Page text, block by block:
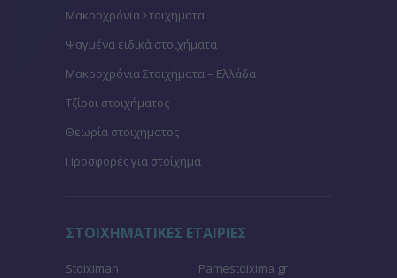
Μακροχρόνια Στοιχήματα
Ψαγμένα ειδικά στοιχήματα
Μακροχρόνια Στοιχήματα – Ελλάδα
Τζίροι στοιχήματος
Θεωρία στοιχήματος
Προσφορές για στοίχημα
ΣΤΟΙΧΗΜΑΤΙΚΕΣ ΕΤΑΙΡΙΕΣ
Stoiximan
Pamestoixima.gr